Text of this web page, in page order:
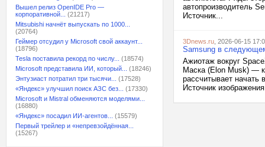
Вышел релиз OpenIDE Pro —
корпоративной...
(21217)
Mitsubishi начнёт выпускать по 1000...
(20764)
Геймер отсудил у Microsoft свой аккаунт...
(18796)
Tesla поставила рекорд по числу...
(18574)
Microsoft представила ИИ, который...
(18246)
Энтузиаст потратил три тысячи...
(17528)
«Яндекс» улучшил поиск АЗС без...
(17330)
Microsoft и Mistral обменяются моделями...
(16880)
«Яндекс» посадил ИИ-агентов...
(15579)
Первый трейлер и «непревзойдённая...
(15267)
автопроизводитель
Источник...
3Dnews.ru , 2026-06-15
Samsung в
Ажиотаж вокруг
Маска (Elon Musk) —
рассчитывает начать
Источник